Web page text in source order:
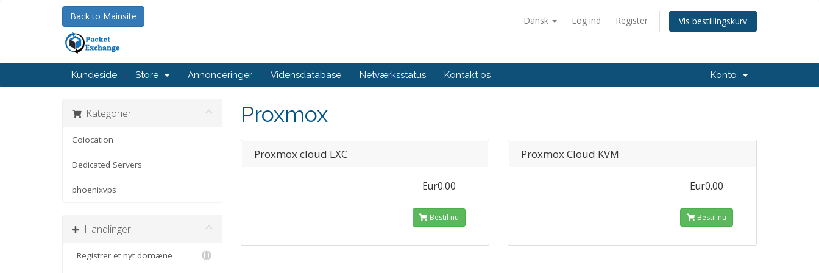
Dansk Log ind Register Vis bestillingskurv
Back to Mainsite
Kundeside Store Annonceringer Vidensdatabase Netværksstatus Kontakt os Konto
Kategorier
Colocation
Dedicated Servers
phoenixvps
Handlinger
Registrer et nyt domæne
Proxmox
Proxmox cloud LXC
Eur0.00
Bestil nu
Proxmox Cloud KVM
Eur0.00
Bestil nu